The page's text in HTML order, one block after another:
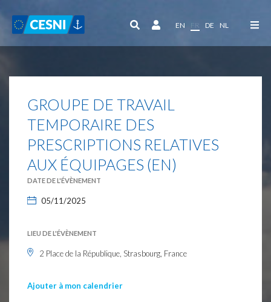
EN FR DE NL
GROUPE DE TRAVAIL
TEMPORAIRE DES
PRESCRIPTIONS RELATIVES
AUX ÉQUIPAGES (EN)
DATE DE L'ÉVÈNEMENT
05/11/2025
LIEU DE L'ÉVÈNEMENT
2 Place de la République, Strasbourg, France
Ajouter à mon calendrier